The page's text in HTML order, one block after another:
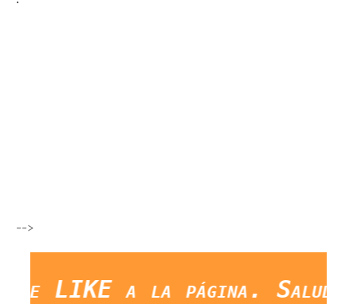
-->
a la página. Saludos Y